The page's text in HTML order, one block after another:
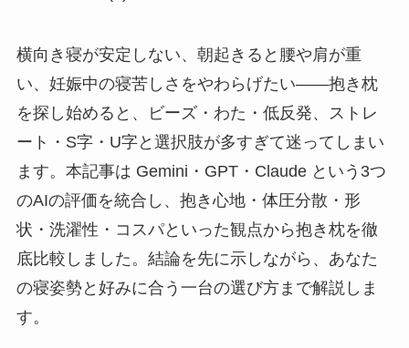
横向き寝が安定しない、朝起きると腰や肩が重
い、妊娠中の寝苦しさをやわらげたい――抱き枕
を探し始めると、ビーズ・わた・低反発、ストレ
ート・S字・U字と選択肢が多すぎて迷ってしまい
ます。本記事は Gemini・GPT・Claude という3つ
のAIの評価を統合し、抱き心地・体圧分散・形
状・洗濯性・コスパといった観点から抱き枕を徹
底比較しました。結論を先に示しながら、あなた
の寝姿勢と好みに合う一台の選び方まで解説しま
す。